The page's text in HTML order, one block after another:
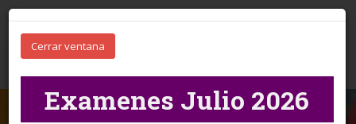
Cerrar ventana
Examenes Julio 2026